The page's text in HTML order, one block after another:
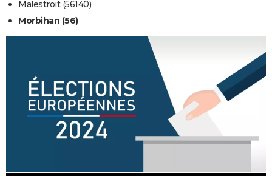
Malestroit (56140)
Morbihan (56)